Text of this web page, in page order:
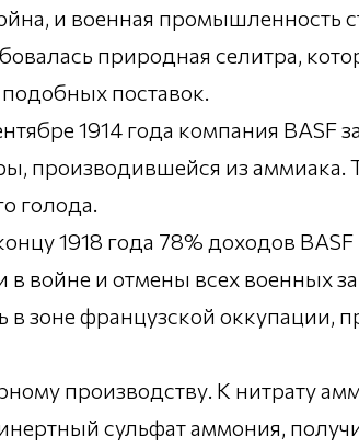
и военная промышленность
природная селитра,
поставок.
1914 года компания BASF
производившейся из
голода.
1918 года 78% доходов
войне и отмены всех военных
зоне французской оккупации,
производству. К нитрату
сульфат аммония,